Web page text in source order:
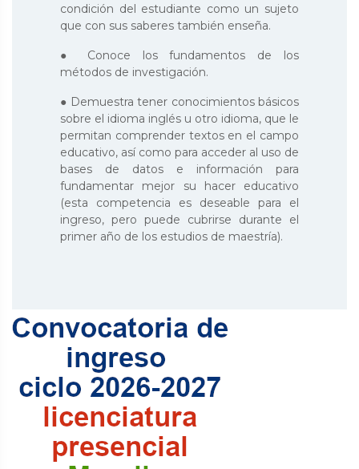
condición del estudiante como un sujeto
que con sus saberes también enseña.
● Conoce los fundamentos de los
métodos de investigación.
● Demuestra tener conocimientos básicos
sobre el idioma inglés u otro idioma, que le
permitan comprender textos en el campo
educativo, así como para acceder al uso de
bases de datos e información para
fundamentar mejor su hacer educativo
(esta competencia es deseable para el
ingreso, pero puede cubrirse durante el
primer año de los estudios de maestría).